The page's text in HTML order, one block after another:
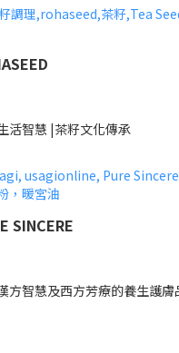
活智慧 |茶籽文化傳承
SINCERE
方智慧及西方芳療的養生護膚